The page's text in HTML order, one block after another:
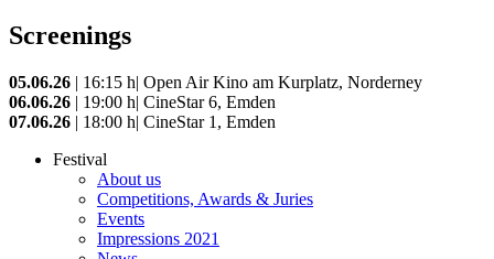
Screenings
05.06.26 | 16:15 h| Open Air Kino am Kurplatz, Norderney
06.06.26 | 19:00 h| CineStar 6, Emden
07.06.26 | 18:00 h| CineStar 1, Emden
Festival
About us
Competitions, Awards & Juries
Events
Impressions 2021